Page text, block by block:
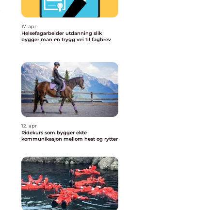
17. apr
Helsefagarbeider utdanning slik
bygger man en trygg vei til fagbrev
12. apr
Ridekurs som bygger ekte
kommunikasjon mellom hest og rytter